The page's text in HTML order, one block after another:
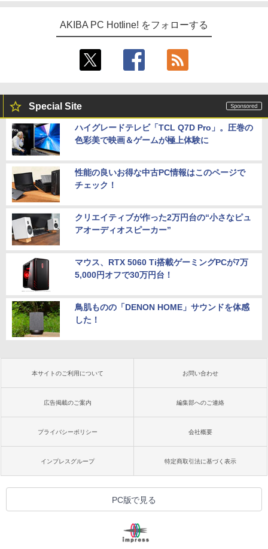
AKIBA PC Hotline! をフォローする
Special Site
ハイグレードテレビ「TCL Q7D Pro」。圧巻の
色彩美で映画＆ゲームが極上体験に
性能の良いお得な中古PC情報はこのページで
チェック！
クリエイティブが作った2万円台の“小さなピュ
アオーディオスピーカー”
マウス、RTX 5060 Ti搭載ゲーミングPCが7万
5,000円オフで30万円台！
鳥肌ものの「DENON HOME」サウンドを体感
した！
本サイトのご利用について お問い合わせ
広告掲載のご案内 編集部へのご連絡
プライバシーポリシー 会社概要
インプレスグループ 特定商取引法に基づく表示
PC版で見る